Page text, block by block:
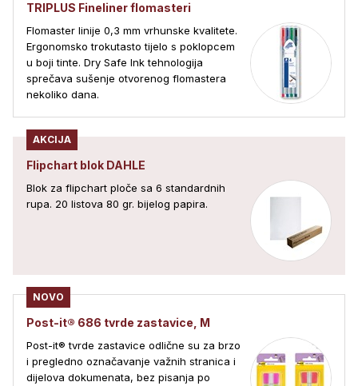
TRIPLUS Fineliner flomasteri
Flomaster linije 0,3 mm vrhunske kvalitete.
Ergonomsko trokutasto tijelo s poklopcem
u boji tinte. Dry Safe Ink tehnologija
sprečava sušenje otvorenog flomastera
nekoliko dana.
AKCIJA
Flipchart blok DAHLE
Blok za flipchart ploče sa 6 standardnih
rupa. 20 listova 80 gr. bijelog papira.
NOVO
Post-it® 686 tvrde zastavice, M
Post-it® tvrde zastavice odlične su za brzo
i pregledno označavanje važnih stranica i
dijelova dokumenata, bez pisanja po